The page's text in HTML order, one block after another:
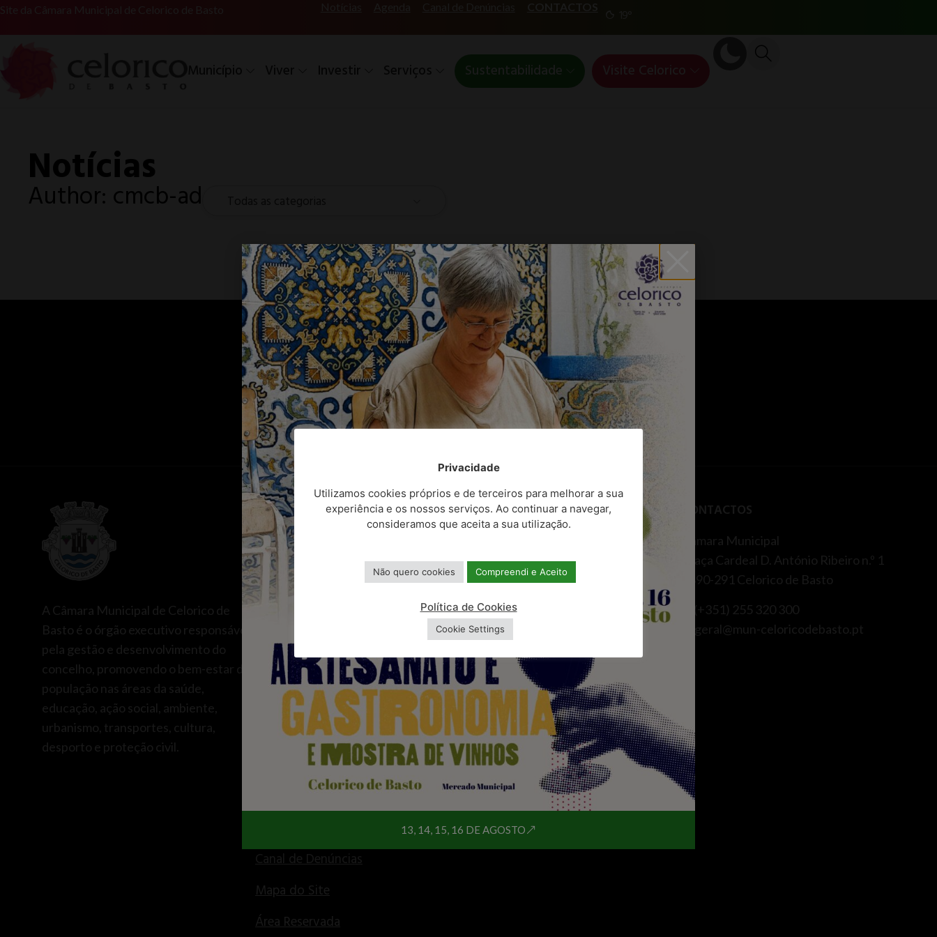
Notícias
Author: cmcb-ad
A Câmara Municipal de Celorico de
Basto é o órgão executivo responsável
pela gestão e desenvolvimento do
concelho, promovendo o bem-estar da
população nas áreas da saúde,
educação, ação social, ambiente,
urbanismo, transportes, cultura,
desporto e proteção civil.
ATALHOS
Balcão Único
Espaços do Cidadão
Centro de Documentos
Recursos Humanos
Consulta Pública
Fundos Comunitários
Freguesias do Concelho
Informações Úteis
Canal de Denúncias
Mapa do Site
Área Reservada
POLÍTICAS E CONFORMIDADE
Política de Privacidade
Declaração de Acessibilidade
CONTACTOS
Câmara Municipal
Praça Cardeal D. António Ribeiro n.º 1
4890-291 Celorico de Basto
T. (+351) 255 320 300
E. geral@mun-celoricodebasto.pt
Privacidade
Utilizamos cookies próprios e de terceiros para melhorar a sua
experiência e os nossos serviços. Ao continuar a navegar,
consideramos que aceita a sua utilização.
Não quero cookies Compreendi e Aceito
Política de Cookies
Cookie Settings
13, 14, 15, 16 DE AGOSTO